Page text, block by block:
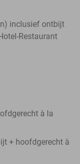
inclusief ontbijt
Restaurant
à la
+ hoofdgerecht à